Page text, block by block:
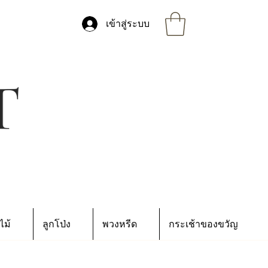
เข้าสู่ระบบ
ม้ ลูกโป่ง พวงหรีด กระเช้าของขวัญ